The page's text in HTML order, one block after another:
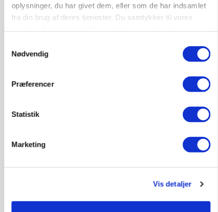
oplysninger, du har givet dem, eller som de har indsamlet
fra din brug af deres tjenester. Du samtykker til vores
Nødvendig
Præferencer
Statistik
Marketing
Vis detaljer
Maskiner landmænd i gang